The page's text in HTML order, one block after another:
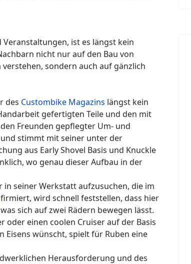
Veranstaltungen, ist es längst kein
nicht nur auf den Bau von
sondern auch auf gänzlich
des Custombike Magazins längst kein
gefertigten Teile und den mit
Freunden gepflegter Um- und
stimmt mit seiner unter der
aus Early Shovel Basis und Knuckle
wo genau dieser Aufbau in der
seiner Werkstatt aufzusuchen, die im
firmiert, wird schnell feststellen, dass hier
sich auf zwei Rädern bewegen lässt.
oder einen coolen Cruiser auf der Basis
Eisens wünscht, spielt für Ruben eine
Herausforderung und des